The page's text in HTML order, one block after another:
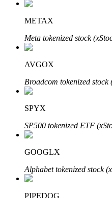
Otomatik Yatırım
Uzun vadeli kâr ve esnek
Stake Etmeyi Öğrenin
Pasif gelir kazanma
METAX
Meta tokenized stock
AVGOX
Broadcom tokenized stock
SPYX
SP500 tokenized ETF
GOOGLX
Alphabet tokenized stock
PIPEDOG